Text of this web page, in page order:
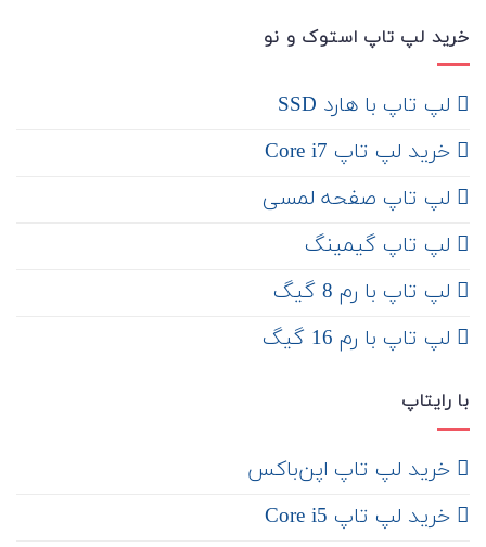
خرید لپ تاپ استوک و نو
لپ تاپ با هارد SSD
خرید لپ تاپ Core i7
لپ تاپ صفحه لمسی
لپ تاپ گیمینگ
لپ تاپ با رم 8 گیگ
لپ تاپ با رم 16 گیگ
با رایتاپ
‌ خرید لپ تاپ اپن‌باکس
خرید لپ تاپ Core i5